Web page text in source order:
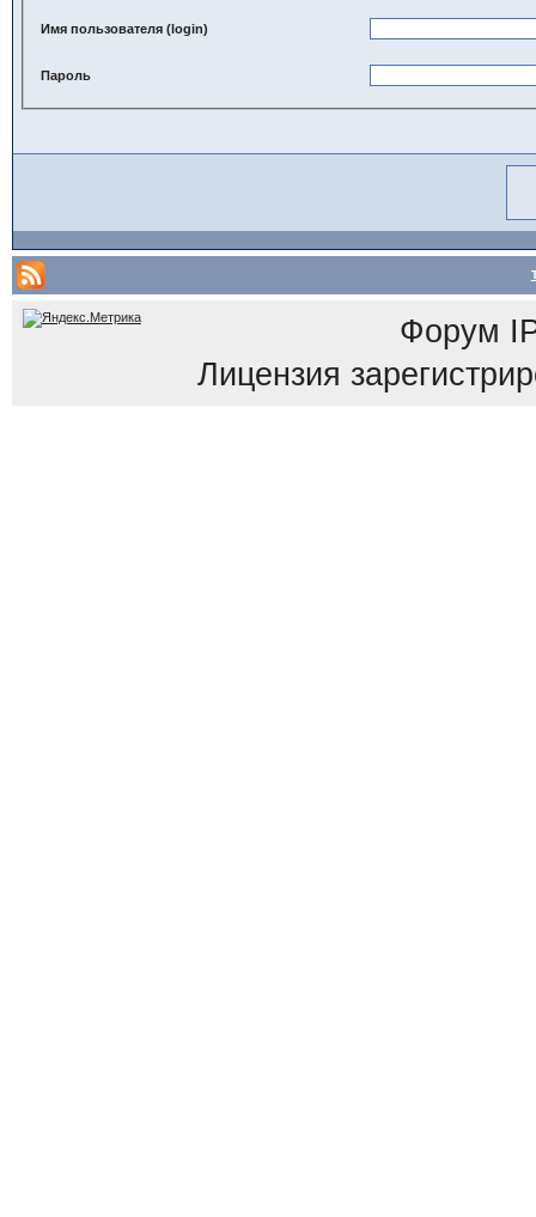
Имя пользователя (login)
Пароль
Форум
Лицензия